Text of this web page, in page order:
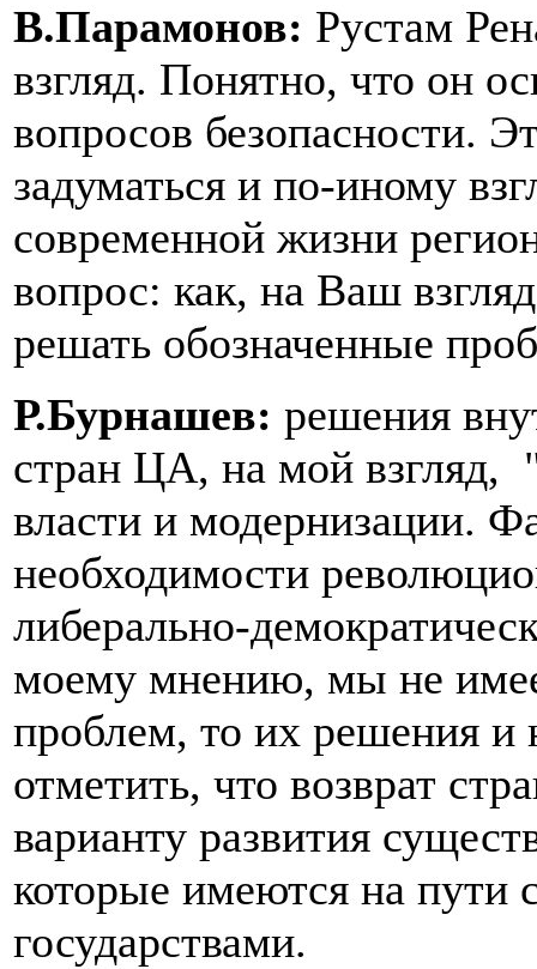
В.Парамонов: Рустам
взгляд. Понятно, что он
вопросов безопасности.
задуматься и по-иному
современной жизни
вопрос: как, на Ваш
решать обозначенные
Р.Бурнашев: решения
стран ЦА, на мой взгляд,
власти и модернизации.
необходимости
либерально-
моему мнению, мы не
проблем, то их решения и
отметить, что возврат
варианту развития
которые имеются на пути
государствами.